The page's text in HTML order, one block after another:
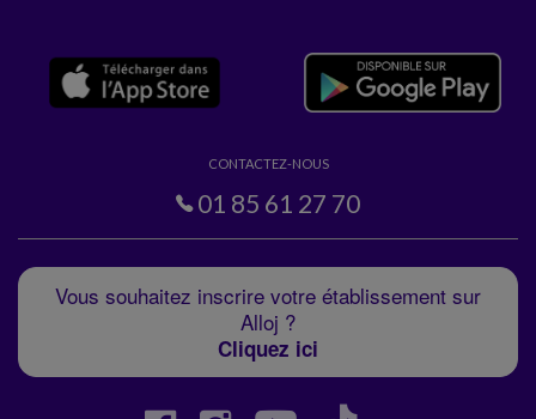
CONTACTEZ-NOUS
01 85 61 27 70
Vous souhaitez inscrire votre établissement sur
Alloj ?
Cliquez ici